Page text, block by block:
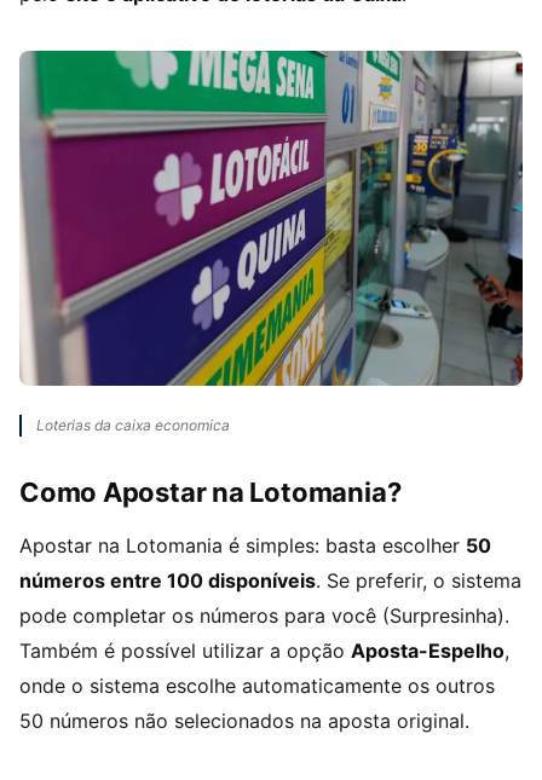
Loterias da caixa economica
Como Apostar na Lotomania?
Apostar na Lotomania é simples: basta escolher 50
números entre 100 disponíveis. Se preferir, o sistema
pode completar os números para você (Surpresinha).
Também é possível utilizar a opção Aposta-Espelho,
onde o sistema escolhe automaticamente os outros
50 números não selecionados na aposta original.